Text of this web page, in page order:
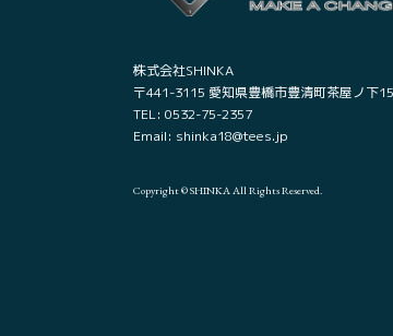
株式会社SHINKA
〒441-3115 愛知県豊橋市豊清町茶屋ノ下
TEL: 0532-75-2357
Email: shinka18@tees.jp
Copyright © SHINKA All Rights Reserved.